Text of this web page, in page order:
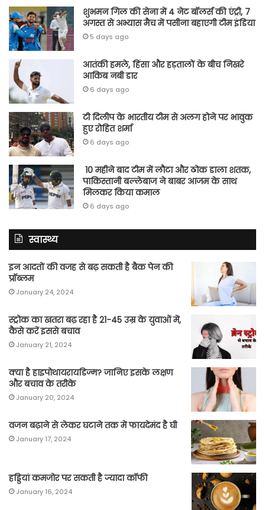
शुभमन गिल की सेना में 4 नेट बॉलर्स की एंट्री, 7
अगस्त से अभ्यास मैच में पसीना बहाएगी टीम इंडिया
5 days ago
आतंकी हमले, हिंसा और हड़तालों के बीच निखरे
आकिब नबी डार
6 days ago
टी दिलीप के भारतीय टीम से अलग होने पर भावुक
हुए रोहित शर्मा
6 days ago
10 महीने बाद टीम में लौटा और ठोक डाला शतक,
पाकिस्तानी बल्लेबाज ने बाबर आजम के साथ
मिलकर किया कमाल
6 days ago
स्वास्थ्य
इन आदतों की वजह से बढ़ सकती है बैक पेन की
प्रॉब्लम
January 24, 2024
स्ट्रोक का खतरा बढ़ रहा है 21-45 उम्र के युवाओं में,
कैसे करें इससे बचाव
January 21, 2024
क्या है हाइपोथायरायडिज्म? जानिए इसके लक्षण
और बचाव के तरीके
January 20, 2024
वजन बढ़ाने से लेकर घटाने तक में फायदेमंद है घी
January 17, 2024
हड्डियां कमजोर पर सकती है ज्यादा कॉफी
January 16, 2024